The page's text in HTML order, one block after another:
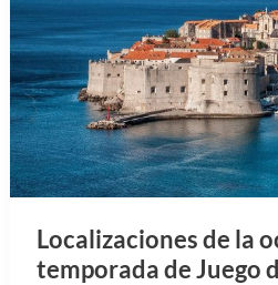
Localizaciones de la
temporada de Juego